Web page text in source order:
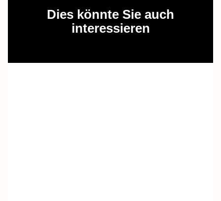
Dies könnte Sie auch
interessieren